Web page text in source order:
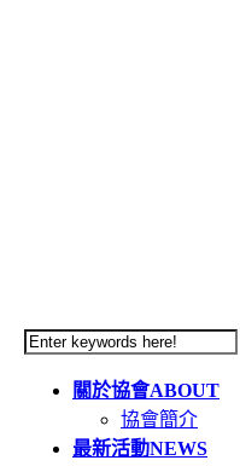
關於協會ABOUT
協會簡介
最新活動NEWS